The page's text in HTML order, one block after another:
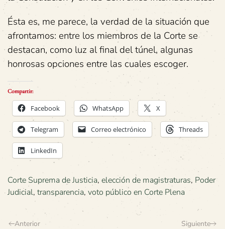
Ésta es, me parece, la verdad de la situación que
afrontamos: entre los miembros de la Corte se
destacan, como luz al final del túnel, algunas
honrosas opciones entre las cuales escoger.
Compartir:
Facebook WhatsApp X
Telegram Correo electrónico Threads
LinkedIn
Corte Suprema de Justicia, elección de magistraturas, Poder
Judicial, transparencia, voto público en Corte Plena
Anterior Siguiente